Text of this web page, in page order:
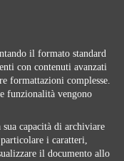
il formato standard
con contenuti avanzati
formattazioni complesse.
funzionalità vengono
capacità di archiviare
i caratteri,
il documento allo